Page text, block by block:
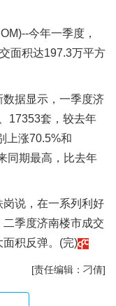
今年一季度，
面积达197.3万平方
据显示，一季度济
17353套，较去年
上涨70.5%和
同期最高，比去年
说，在一系列利好
季度济南楼市成交
积反弹。(完)
[责任编辑：刁倩]